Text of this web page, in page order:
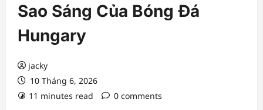
Sao Sáng Của Bóng Đá
Hungary
jacky
10 Tháng 6, 2026
11 minutes read
0 comments